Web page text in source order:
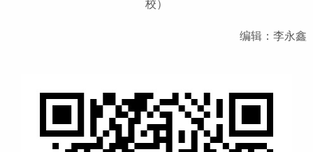
校）
编辑：李永鑫